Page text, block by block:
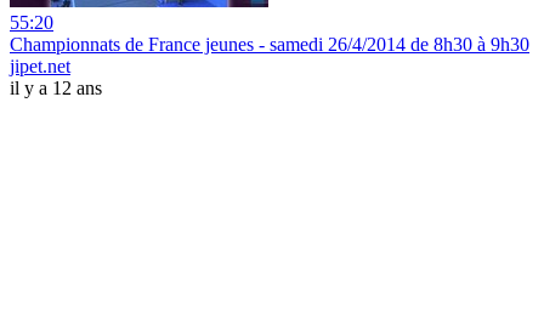
55:20
Championnats de France jeunes - samedi 26/4/2014 de 8h30 à 9h30
jipet.net
il y a 12 ans